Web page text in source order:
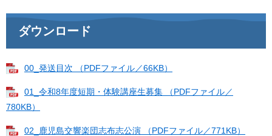
ダウンロード
00_発送目次 （PDFファイル／66KB）
01_令和8年度短期・体験講座生募集 （PDFファイル／
780KB）
02_鹿児島交響楽団志布志公演 （PDFファイル／771KB）